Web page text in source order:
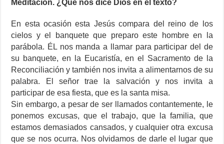
Meditación. ¿Qué nos dice Dios en el texto?
En esta ocasión esta Jesús compara del reino de los
cielos y el banquete que preparo este hombre en la
parábola. ÉL nos manda a llamar para participar del de
su banquete, en la Eucaristía, en el Sacramento de la
Reconciliación y también nos invita a alimentarnos de su
palabra. El señor trae la salvación y nos invita a
participar de esa fiesta, que es la santa misa.
Sin embargo, a pesar de ser llamados contantemente, le
ponemos excusas, que el trabajo, que la familia, que
estamos demasiados cansados, y cualquier otra excusa
que se nos ocurra. Nos olvidamos de darle el lugar que